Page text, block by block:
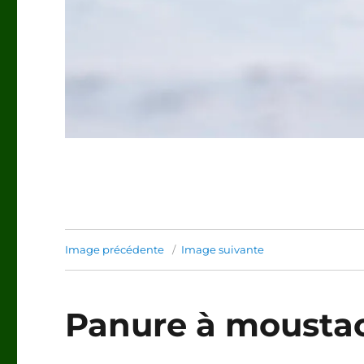
Image précédente Image suivante
Panure à